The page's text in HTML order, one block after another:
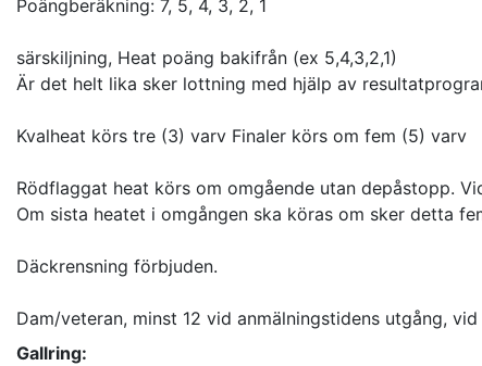
Poängberäkning: 7, 5, 4, 3, 2, 1
särskiljning, Heat poäng bakifrån (ex 5,4,3,2,1)
Är det helt lika sker lottning med hjälp av
Kvalheat körs tre (3) varv Finaler körs om fem (5) varv
Rödflaggat heat körs om omgående utan depåstopp.
Om sista heatet i omgången ska köras om sker detta
Däckrensning förbjuden.
Dam/veteran, minst 12 vid anmälningstidens utgång,
Gallring: